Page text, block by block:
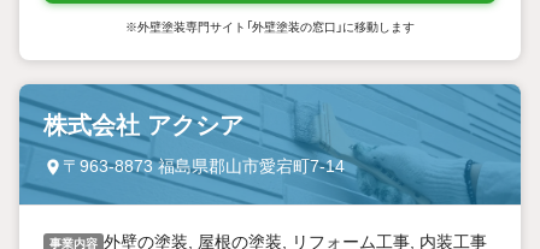
※外壁塗装専門サイト「外壁塗装の窓口」に移動します
株式会社 アクシア
〒963-8873 福島県郡山市愛宕町7-14
事業内容 外壁の塗装, 屋根の塗装, リフォーム工事, 内装工事